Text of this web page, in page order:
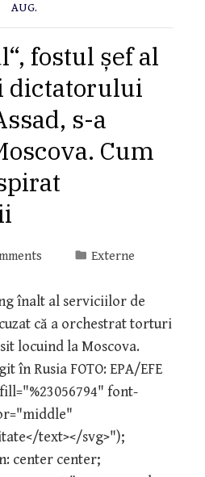
AUG.
fostul șef al
dictatorului
s-a
Cum
Externe
înalt al serviciilor de
că a orchestrat torturi
locuind la Moscova.
în Rusia FOTO: EPA/EFE
font-
text></svg>");
center center;